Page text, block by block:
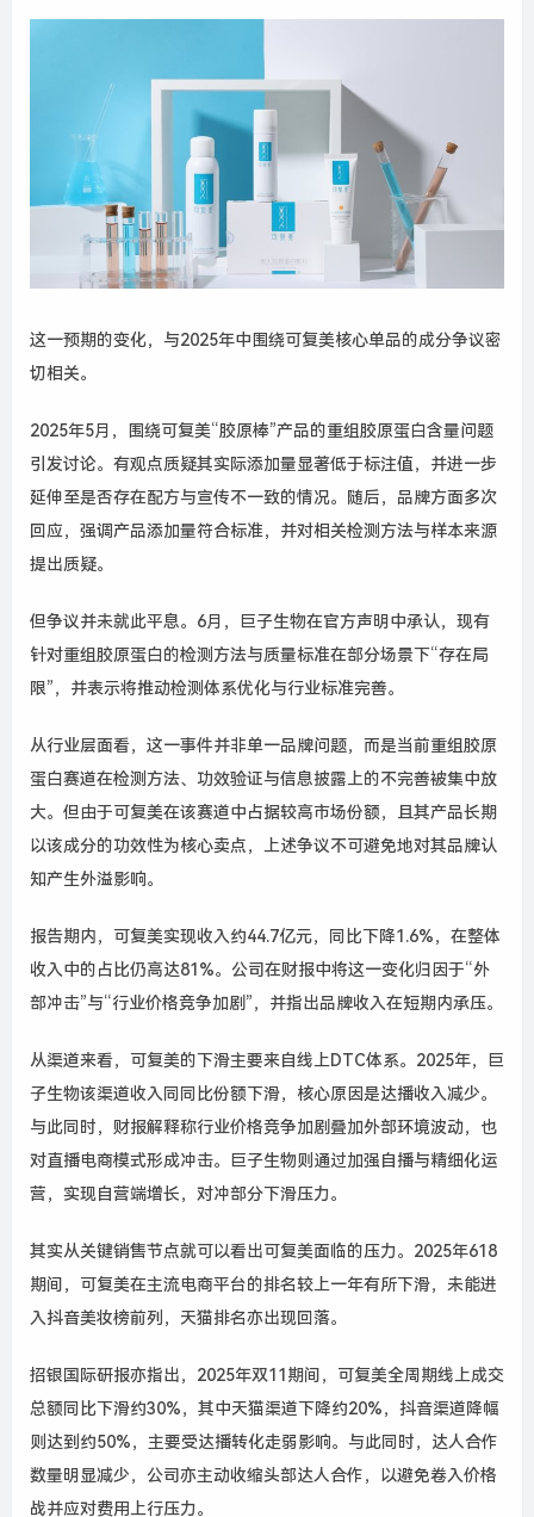
这一预期的变化，与2025年中围绕可复美核心单品的成分争议密
切相关。
2025年5月，围绕可复美“胶原棒”产品的重组胶原蛋白含量问题
引发讨论。有观点质疑其实际添加量显著低于标注值，并进一步
延伸至是否存在配方与宣传不一致的情况。随后，品牌方面多次
回应，强调产品添加量符合标准，并对相关检测方法与样本来源
提出质疑。
但争议并未就此平息。6月，巨子生物在官方声明中承认，现有
针对重组胶原蛋白的检测方法与质量标准在部分场景下“存在局
限”，并表示将推动检测体系优化与行业标准完善。
从行业层面看，这一事件并非单一品牌问题，而是当前重组胶原
蛋白赛道在检测方法、功效验证与信息披露上的不完善被集中放
大。但由于可复美在该赛道中占据较高市场份额，且其产品长期
以该成分的功效性为核心卖点，上述争议不可避免地对其品牌认
知产生外溢影响。
报告期内，可复美实现收入约44.7亿元，同比下降1.6%，在整体
收入中的占比仍高达81%。公司在财报中将这一变化归因于“外
部冲击”与“行业价格竞争加剧”，并指出品牌收入在短期内承压。
从渠道来看，可复美的下滑主要来自线上DTC体系。2025年，巨
子生物该渠道收入同同比份额下滑，核心原因是达播收入减少。
与此同时，财报解释称行业价格竞争加剧叠加外部环境波动，也
对直播电商模式形成冲击。巨子生物则通过加强自播与精细化运
营，实现自营端增长，对冲部分下滑压力。
其实从关键销售节点就可以看出可复美面临的压力。2025年618
期间，可复美在主流电商平台的排名较上一年有所下滑，未能进
入抖音美妆榜前列，天猫排名亦出现回落。
招银国际研报亦指出，2025年双11期间，可复美全周期线上成交
总额同比下滑约30%，其中天猫渠道下降约20%，抖音渠道降幅
则达到约50%，主要受达播转化走弱影响。与此同时，达人合作
数量明显减少，公司亦主动收缩头部达人合作，以避免卷入价格
战并应对费用上行压力。